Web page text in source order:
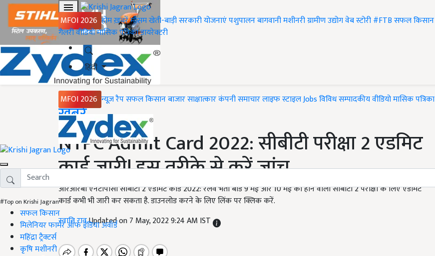
MFOI 2026 होमख़बरेंमौसमखेती-बाड़ीसरकारी योजनाएंपशुपालनबागवानीमशीनरीग्रामीण उद्योगवेब स्टोरी#FTBसफल किसान
गैलरीवीडियोमासिक पत्रिकाडायरेक्टरी
हिंदी
MFOI 2026 न्यूज़ रैपसफल किसानबाजारसाक्षात्कारकंपनी समाचारलाइफ स्टाइलJobsविविधसम्पादकीयवीडियोमासिक पत्रिका
#Top on Krishi Jagran
सफल किसान
मिलेनियर फार्मर ऑफ इंडिया अवॉर्ड
महिंद्रा ट्रैक्टर्स
कृषि मशीनरी
Home
ख़बरें
NTPC Admit Card 2022: सीबीटी परीक्षा 2 एडमिट
कार्ड जारी! इस तरीके से करें जांच
आरआरबी एनटीपीसी सीबीटी 2 एडमिट कार्ड 2022: रेलवे भर्ती बोर्ड 9 मई और 10 मई को होने वाली सीबीटी 2 परीक्षा के लिए एडमिट
कार्ड कभी भी जारी कर सकता है. डाउनलोड करने के लिए लिंक पर क्लिक करें.
स्वाति रावUpdated on 7 May, 2022 9:24 AM IST